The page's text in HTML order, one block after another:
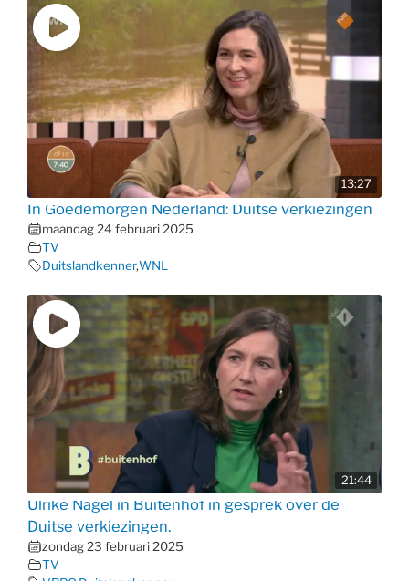
13:27
In Goedemorgen Nederland: Duitse verkiezingen
maandag 24 februari 2025
TV
Duitslandkenner,WNL
21:44
Ulrike Nagel in Buitenhof in gesprek over de
Duitse verkiezingen.
zondag 23 februari 2025
TV